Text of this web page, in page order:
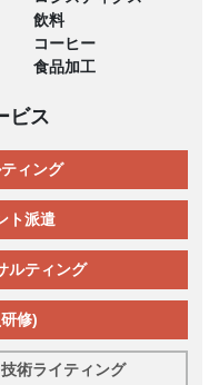
飲料
コーヒー
食品加工
ビス
ィング
ト派遣
ルティング
修)
術ライティング